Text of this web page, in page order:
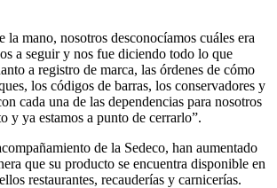
la mano, nosotros desconocíamos cuáles era
a seguir y nos fue diciendo todo lo que
a registro de marca, las órdenes de cómo
los códigos de barras, los conservadores y
cada una de las dependencias para nosotros
y ya estamos a punto de cerrarlo”.
de la Sedeco, han aumentado
que su producto se encuentra disponible en
restaurantes, recauderías y carnicerías.